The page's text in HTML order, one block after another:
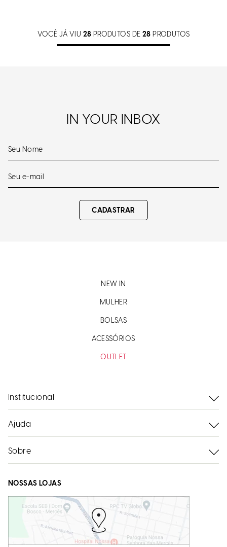
VOCÊ JÁ VIU 28 PRODUTOS DE 28 PRODUTOS
IN YOUR INBOX
CADASTRAR
NEW IN
MULHER
BOLSAS
ACESSÓRIOS
OUTLET
Institucional
Ajuda
Sobre
NOSSAS LOJAS